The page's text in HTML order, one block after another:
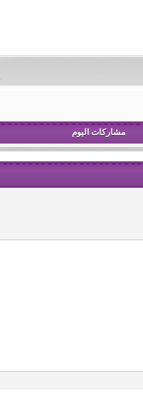
مشاركات اليوم